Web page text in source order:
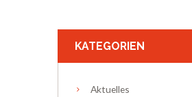
KATEGORIEN
Aktuelles